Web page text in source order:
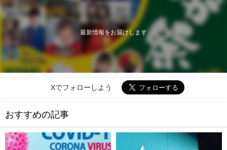
最新情報をお届けします
Xでフォローしよう
おすすめの記事